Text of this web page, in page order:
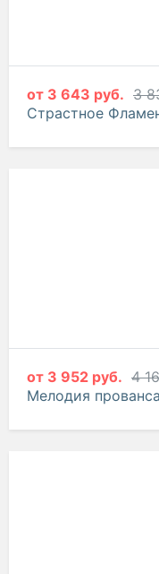
от 3 643 руб. 3
Страстное
от 3 952 руб. 4
Мелодия